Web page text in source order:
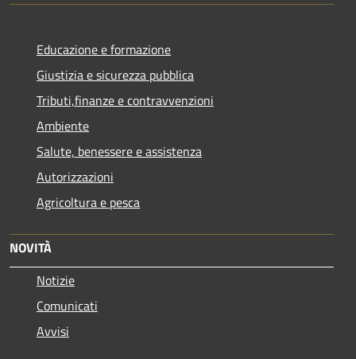
Educazione e formazione
Giustizia e sicurezza pubblica
Tributi,finanze e contravvenzioni
Ambiente
Salute, benessere e assistenza
Autorizzazioni
Agricoltura e pesca
NOVITÀ
Notizie
Comunicati
Avvisi